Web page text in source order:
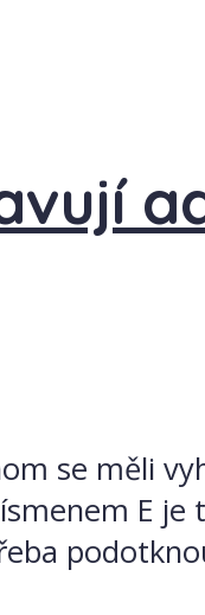
se měli
E je